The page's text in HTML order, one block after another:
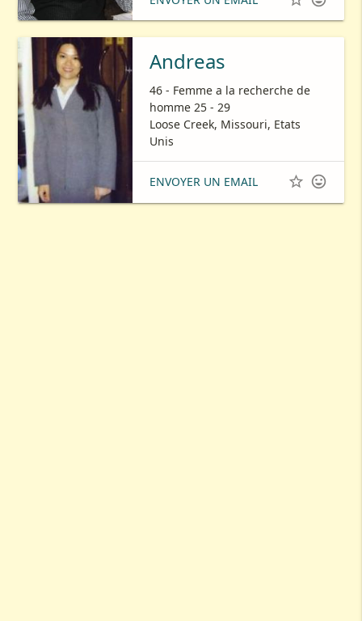
Andreas
46 - Femme a la recherche de
homme 25 - 29
Loose Creek, Missouri, Etats
Unis
ENVOYER UN EMAIL  